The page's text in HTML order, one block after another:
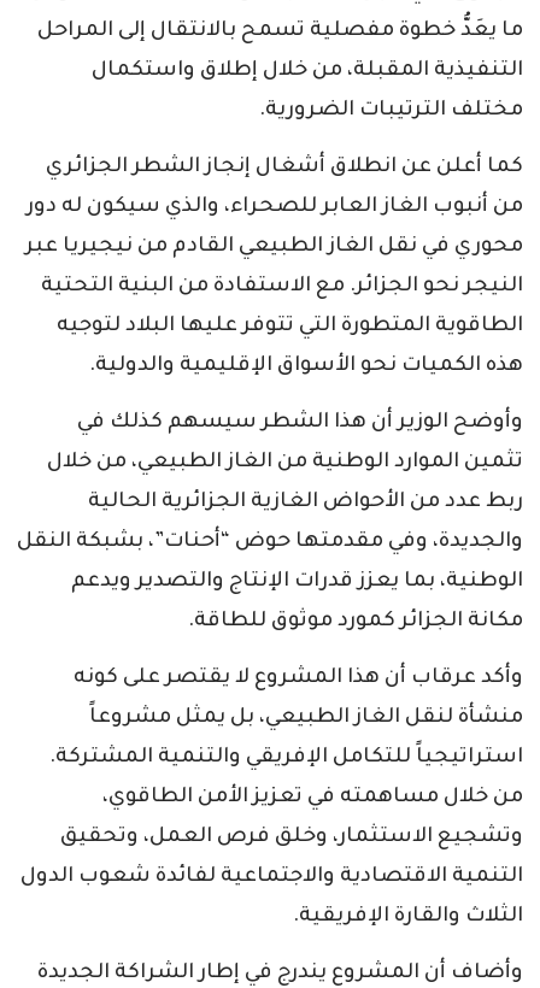
ما يعَدُّ خطوة مفصلية تسمح بالانتقال إلى المراحل
التنفيذية المقبلة، من خلال إطلاق واستكمال
مختلف الترتيبات الضرورية.
كما أعلن عن انطلاق أشغال إنجاز الشطر الجزائري
من أنبوب الغاز العابر للصحراء، والذي سيكون له دور
محوري في نقل الغاز الطبيعي القادم من نيجيريا عبر
النيجر نحو الجزائر. مع الاستفادة من البنية التحتية
الطاقوية المتطورة التي تتوفر عليها البلاد لتوجيه
هذه الكميات نحو الأسواق الإقليمية والدولية.
وأوضح الوزير أن هذا الشطر سيسهم كذلك في
تثمين الموارد الوطنية من الغاز الطبيعي، من خلال
ربط عدد من الأحواض الغازية الجزائرية الحالية
والجديدة، وفي مقدمتها حوض “أحنات”، بشبكة النقل
الوطنية، بما يعزز قدرات الإنتاج والتصدير ويدعم
مكانة الجزائر كمورد موثوق للطاقة.
وأكد عرقاب أن هذا المشروع لا يقتصر على كونه
منشأة لنقل الغاز الطبيعي، بل يمثل مشروعاً
استراتيجياً للتكامل الإفريقي والتنمية المشتركة.
من خلال مساهمته في تعزيز الأمن الطاقوي،
وتشجيع الاستثمار، وخلق فرص العمل، وتحقيق
التنمية الاقتصادية والاجتماعية لفائدة شعوب الدول
الثلاث والقارة الإفريقية.
وأضاف أن المشروع يندرج في إطار الشراكة الجديدة